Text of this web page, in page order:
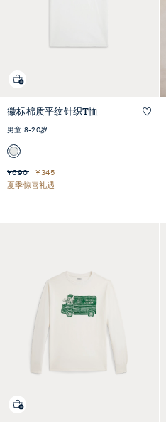
快速预览
徽标棉质平纹针织T恤
男童 8-20岁
¥690 ¥345
夏季惊喜礼遇